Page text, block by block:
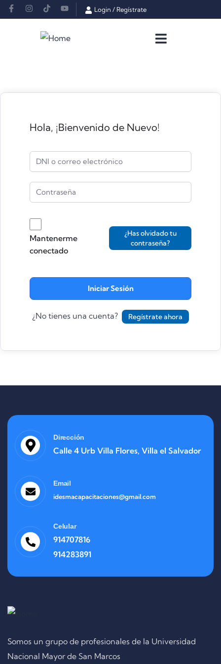
Login / Regístrate
Hola, ¡Bienvenido de Nuevo!
Mantenerme
conectado
¿Has olvidado tu
contraseña?
Iniciar Sesión
¿No tienes una cuenta? Regístrate ahora
Dirección
Calle 4 Urb Villa Flores, Villa el Salvador
Email
idesmacapacitaciones@gmail.com
Celular
914707816
914283891
Somos un grupo de profesionales de la Universidad
Nacional Mayor de San Marcos